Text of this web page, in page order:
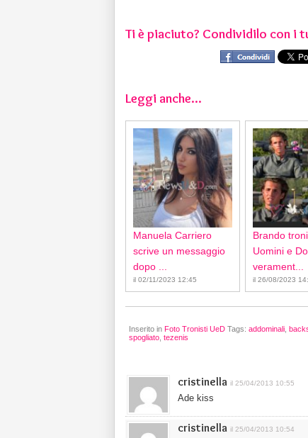
Ti è piaciuto? Condividilo con i
Leggi anche...
Manuela Carriero
scrive un messaggio
dopo ...
il 02/11/2023 12:45
Brando
Uomini e
verament...
il 26/08/2023
Inserito in Foto Tronisti UeD Tags: addominali
spogliato tezenis
cristinella il 25/04/2013 10:55
Ade kiss
cristinella il 25/04/2013 10:54